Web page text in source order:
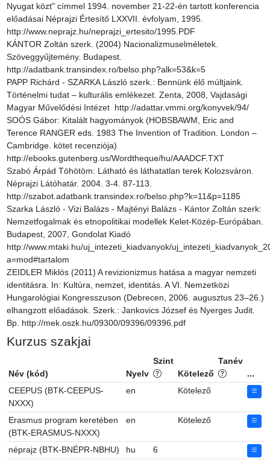
Nyugat közt" címmel 1994. november 21-22-én tartott konferencia
előadásai Néprajzi Értesítő LXXVII. évfolyam, 1995.
http://www.neprajz.hu/neprajzi_ertesito/1995.PDF
KÁNTOR Zoltán szerk. (2004) Nacionalizmuselméletek.
Szöveggyűjtemény. Budapest.
http://adatbank.transindex.ro/belso.php?alk=53&k=5
PAPP Richárd - SZARKA László szerk.: Bennünk élő múltjaink.
Történelmi tudat – kulturális emlékezet. Zenta, 2008, Vajdasági
Magyar Művelődési Intézet  http://adattar.vmmi.org/konyvek/94/
SOÓS Gábor: Kitalált hagyományok (HOBSBAWM, Eric and
Terence RANGER eds. 1983 The Invention of Tradition. London –
Cambridge. kötet recenziója)
http://ebooks.gutenberg.us/Wordtheque/hu/AAADCF.TXT
Szabó Árpád Töhötöm: Látható és láthatatlan terek Kolozsváron.
Néprajzi Látóhatár. 2004. 3-4. 87-113.
http://szabot.adatbank.transindex.ro/belso.php?k=11&p=1185
Szarka László - Vizi Balázs - Majtényi Balázs - Kántor Zoltán szerk:
Nemzetfogalmak és etnopolitikai modellek Kelet-Közép-Európában.
Budapest, 2007, Gondolat Kiadó
http://www.mtaki.hu/uj_intezeti_kiadvanyok/
a=mod#tartalom
ZEIDLER Miklós (2011) A revizionizmus hatása a magyar nemzeti
identitásra. In: Kultúra, nemzet, identitás. A VI. Nemzetközi
Hungarológiai Kongresszuson (Debrecen, 2006. augusztus 23–26.)
elhangzott előadások. Szerk.: Jankovics József és Nyerges Judit.
Bp. http://mek.oszk.hu/09300/09396/09396.pdf
Kurzus szakjai
Név (kód) Nyelv
Szint
Kötelező
Tanév
...
CEEPUS (BTK-CEEPUS-
NXXX)
en Kötelező
Erasmus program keretében
(BTK-ERASMUS-NXXX)
en Kötelező
néprajz (BTK-BNÉPR-NBHU) hu
6